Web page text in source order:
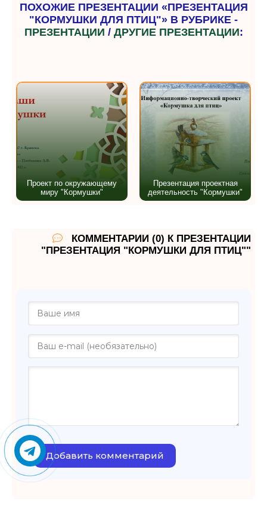
ПОХОЖИЕ ПРЕЗЕНТАЦИИ «ПРЕЗЕНТАЦИЯ
"КОРМУШКИ ДЛЯ ПТИЦ"» В РУБРИКЕ -
ПРЕЗЕНТАЦИИ / ДРУГИЕ ПРЕЗЕНТАЦИИ:
Проект по окружающему
миру "Кормушки"
Презентация проектная
деятельность "Кормушки"
КОММЕНТАРИИ (0) К ПРЕЗЕНТАЦИИ
"ПРЕЗЕНТАЦИЯ "КОРМУШКИ ДЛЯ ПТИЦ""
Добавить комментарий